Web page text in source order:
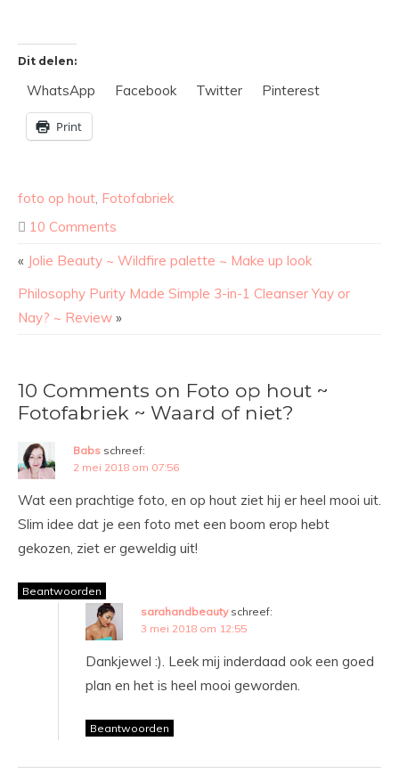
Dit delen:
WhatsApp Facebook Twitter Pinterest
Print
foto op hout, Fotofabriek
10 Comments
« Jolie Beauty ~ Wildfire palette ~ Make up look
Philosophy Purity Made Simple 3-in-1 Cleanser Yay or
Nay? ~ Review »
10 Comments on Foto op hout ~
Fotofabriek ~ Waard of niet?
Babs schreef:
2 mei 2018 om 07:56
Wat een prachtige foto, en op hout ziet hij er heel mooi uit.
Slim idee dat je een foto met een boom erop hebt
gekozen, ziet er geweldig uit!
Beantwoorden
sarahandbeauty schreef:
3 mei 2018 om 12:55
Dankjewel :). Leek mij inderdaad ook een goed
plan en het is heel mooi geworden.
Beantwoorden